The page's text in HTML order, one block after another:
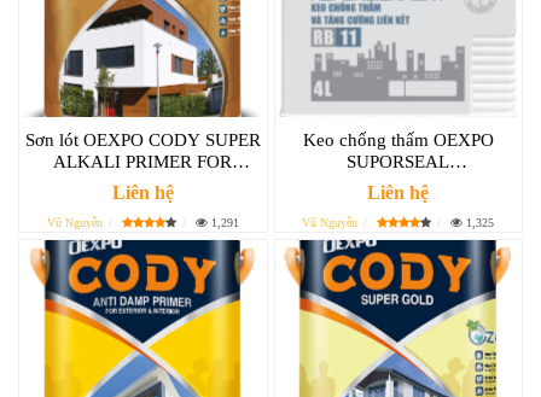
Sơn lót OEXPO CODY SUPER
ALKALI PRIMER FOR
EXTERIOR
Liên hệ
Vũ Nguyễn 1,291
Keo chống thấm OEXPO
SUPORSEAL
REFURBISHMENT RB11 tăng
cường liên kết
Liên hệ
Vũ Nguyễn 1,325